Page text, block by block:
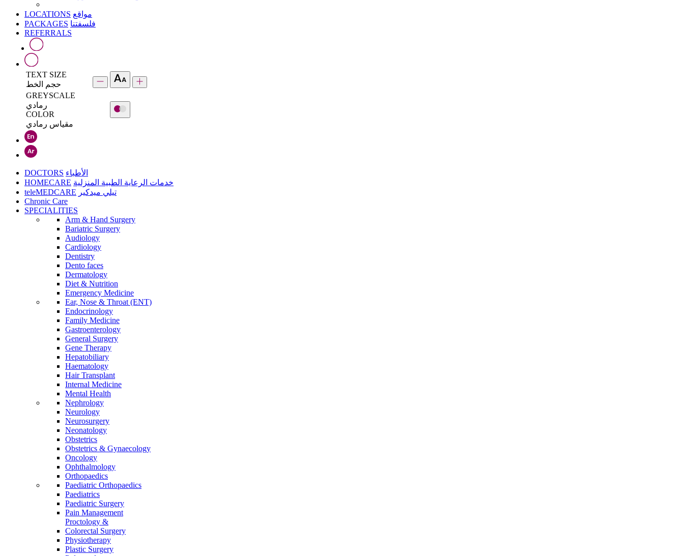
LOCATIONS مواقع
PACKAGES فلسفتنا
REFERRALS
TEXT SIZE
حجم الخط
GREYSCALE
رمادي
COLOR
مقياس رمادي
DOCTORS الأطباء
HOMECARE خدمات الرعاية الطبية المنزلية
teleMEDCARE تيلي ميدكير
Chronic Care
SPECIALITIES
Arm & Hand Surgery
Bariatric Surgery
Audiology
Cardiology
Dentistry
Dento faces
Dermatology
Diet & Nutrition
Emergency Medicine
Ear, Nose & Throat (ENT)
Endocrinology
Family Medicine
Gastroenterology
General Surgery
Gene Therapy
Hepatobiliary
Haematology
Hair Transplant
Internal Medicine
Mental Health
Nephrology
Neurology
Neurosurgery
Neonatology
Obstetrics
Obstetrics & Gynaecology
Oncology
Ophthalmology
Orthopaedics
Paediatric Orthopaedics
Paediatrics
Paediatric Surgery
Pain Management
Proctology &
Colorectal Surgery
Physiotherapy
Plastic Surgery